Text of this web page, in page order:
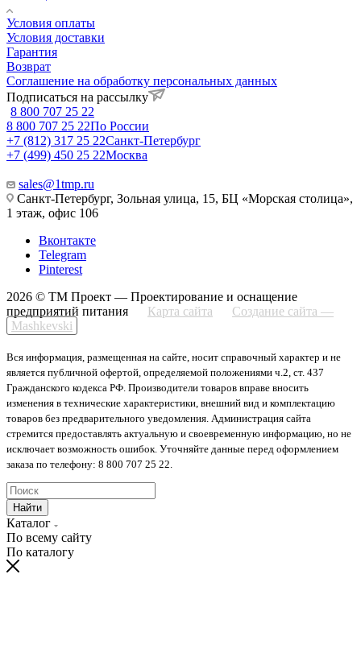
Условия оплаты
Условия доставки
Гарантия
Возврат
Соглашение на обработку персональных данных
Подписаться на рассылку
8 800 707 25 22
8 800 707 25 22По России
+7 (812) 317 25 22Санкт-Петербург
+7 (499) 450 25 22Москва
sales@1tmp.ru
Санкт-Петербург, Зольная улица, 15, БЦ «Морская столица»,
1 этаж, офис 106
Вконтакте
Telegram
Pinterest
2026 © ТМ Проект — Проектирование и оснащение
предприятий питания
Карта сайта
Создание сайта —
Mashkevski
Вся информация, размещенная на сайте, носит справочный характер и не
является публичной офертой, определяемой положениями ч.2, ст. 437
Гражданского кодекса РФ. Производители товаров вправе вносить
изменения в технические характеристики, внешний вид и комплектацию
товаров без предварительного уведомления. Администрация сайта
стремится предоставлять актуальную и своевременную информацию, но не
исключает возможность ошибок. Уточняйте данные перед оформлением
заказа по телефону: 8 800 707 25 22.
Найти
Каталог
По всему сайту
По каталогу